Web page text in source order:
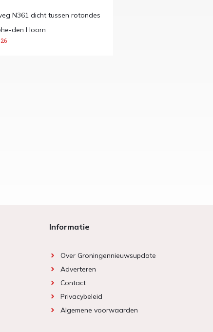
N361 dicht tussen rotondes
den Hoorn
Informatie
Over Groningennieuwsupdate
Adverteren
Contact
Privacybeleid
Algemene voorwaarden